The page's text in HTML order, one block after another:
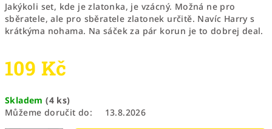
Jakýkoli set, kde je zlatonka, je vzácný. Možná ne pro
sběratele, ale pro sběratele zlatonek určitě. Navíc Harry s
krátkýma nohama. Na sáček za pár korun je to dobrej deal.
109 Kč
cena:
Skladem(4 ks)
Můžeme doručit do:
13.8.2026